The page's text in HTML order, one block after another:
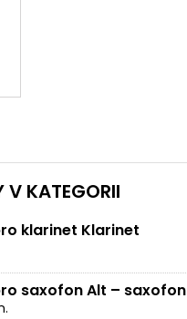
V KATEGORII
klarinet Klarinet
saxofon Alt – saxofon